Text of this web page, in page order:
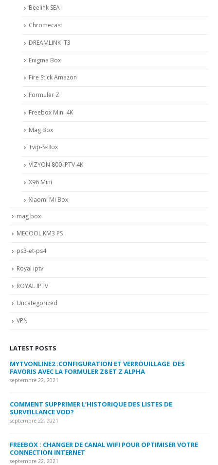
Beelink SEA I
Chromecast
DREAMLINK T3
Enigma Box
Fire Stick Amazon
Formuler Z
Freebox Mini 4K
Mag Box
Tvip-S-Box
VIZYON 800 IPTV 4K
X96 Mini
Xiaomi Mi Box
mag box
MECOOL KM3 PS
ps3-et-ps4
Royal iptv
ROYAL IPTV
Uncategorized
VPN
LATEST POSTS
MYTVONLINE2 :CONFIGURATION ET VERROUILLAGE DES
FAVORIS AVEC LA FORMULER Z8 ET Z ALPHA
septembre 22, 2021
COMMENT SUPPRIMER L’HISTORIQUE DES LISTES DE
SURVEILLANCE VOD?
septembre 22, 2021
FREEBOX : CHANGER DE CANAL WIFI POUR OPTIMISER VOTRE
CONNECTION INTERNET
septembre 22, 2021